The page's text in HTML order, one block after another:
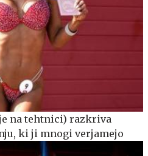
na tehtnici) razkriva
ki ji mnogi verjamejo